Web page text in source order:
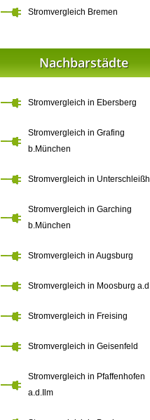
Stromvergleich Bremen
Nachbarstädte
Stromvergleich in Ebersberg
Stromvergleich in Grafing
b.München
Stromvergleich in
Stromvergleich in Garching
b.München
Stromvergleich in Augsburg
Stromvergleich in Moosburg
Stromvergleich in Freising
Stromvergleich in Geisenfeld
Stromvergleich in Pfaffenhofen
a.d.Ilm